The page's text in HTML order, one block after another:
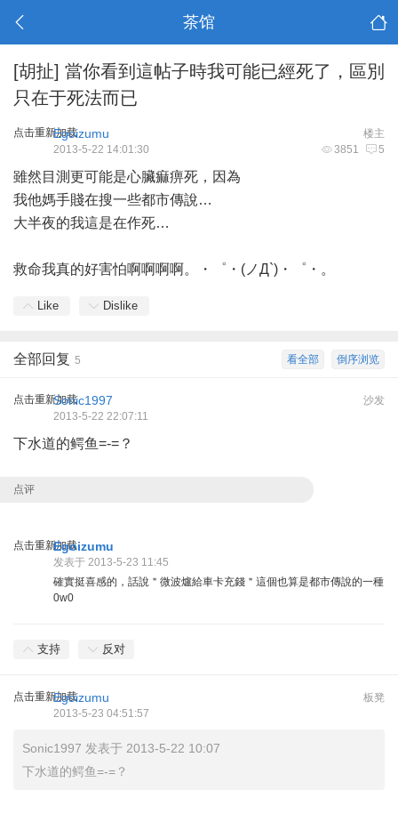
茶馆
[胡扯] 當你看到這帖子時我可能已經死了，區別
只在于死法而已
点击重新加载 楼主
Egoizumu
3851 5
2013-5-22 14:01:30
雖然目測更可能是心臟痲痹死，因為
我他媽手賤在搜一些都市傳說…
大半夜的我這是在作死…
救命我真的好害怕啊啊啊啊。・゜・(ノД`)・゜・。
Like Dislike
倒序浏览
看全部
全部回复 5
点击重新加载 沙发
Sonic1997
2013-5-22 22:07:11
下水道的鳄鱼=-=？
点评
点击重新加载Egoizumu
发表于 2013-5-23 11:45
確實挺喜感的，話說＂微波爐給車卡充錢＂這個也算是都市傳說的一種
0w0
支持 反对
点击重新加载 板凳
Egoizumu
2013-5-23 04:51:57
Sonic1997 发表于 2013-5-22 10:07
下水道的鳄鱼=-=？